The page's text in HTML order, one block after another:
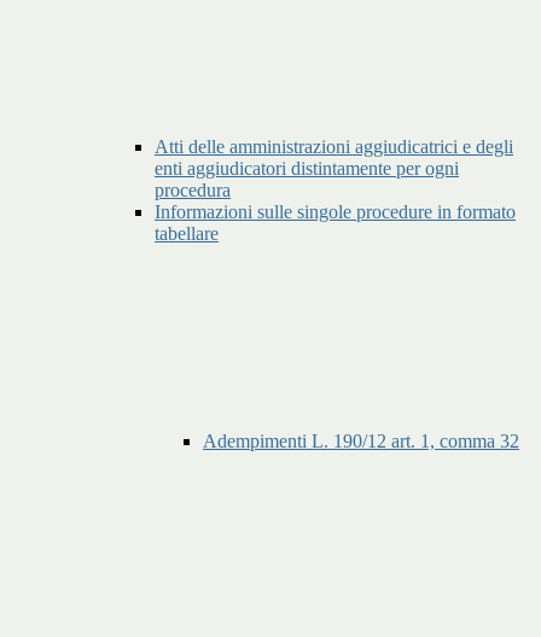
Atti delle amministrazioni aggiudicatrici e degli
enti aggiudicatori distintamente per ogni
procedura
Informazioni sulle singole procedure in formato
tabellare
Adempimenti L. 190/12 art. 1, comma 32